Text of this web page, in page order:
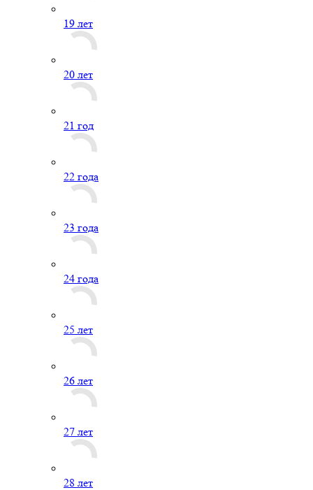
19 лет
20 лет
21 год
22 года
23 года
24 года
25 лет
26 лет
27 лет
28 лет